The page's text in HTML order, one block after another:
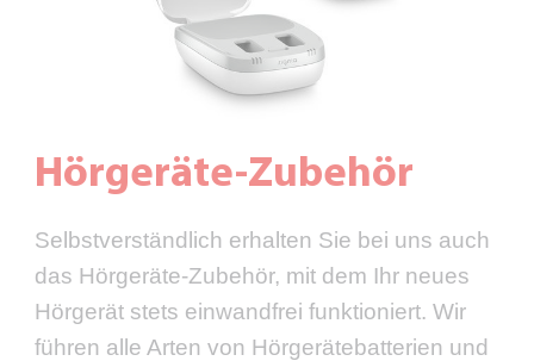
Hörgeräte-Zubehör
Selbstverständlich erhalten Sie bei uns auch
das Hörgeräte-Zubehör, mit dem Ihr neues
Hörgerät stets einwandfrei funktioniert. Wir
führen alle Arten von Hörgerätebatterien und